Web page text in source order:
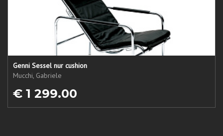
Genni Sessel nur cushion
Mucchi, Gabriele
€ 1 299.00